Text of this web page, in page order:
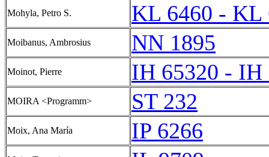
Mohyla, Petro S. KL 6460 - KL
Moibanus, Ambrosius NN 1895
Moinot, Pierre IH 65320 - IH
MOIRA <Programm> ST 232
Moix, Ana María IP 6266